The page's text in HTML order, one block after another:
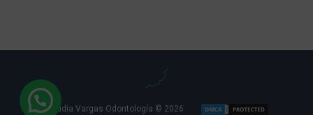
Claudia Vargas Odontología © 2026